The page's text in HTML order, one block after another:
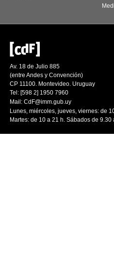
Av. 18 de Julio 885
(entre Andes y Convención)
CP 11100. Montevideo. Uruguay
Tel: [598 2] 1950 7960
Mail: CdF@imm.gub.uy
Lunes, miércoles, jueves, viernes: de
Martes: de 10 a 21 h. Sábados de 9.30